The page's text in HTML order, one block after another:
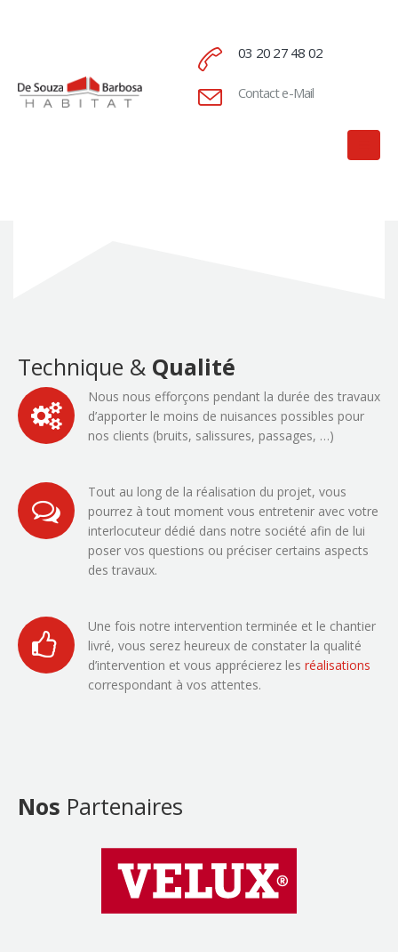
03 20 27 48 02
Contact e-Mail
Technique & Qualité
Nous nous efforçons pendant la durée des travaux
d’apporter le moins de nuisances possibles pour
nos clients (bruits, salissures, passages, …)
Tout au long de la réalisation du projet, vous
pourrez à tout moment vous entretenir avec votre
interlocuteur dédié dans notre société afin de lui
poser vos questions ou préciser certains aspects
des travaux.
Une fois notre intervention terminée et le chantier
livré, vous serez heureux de constater la qualité
d’intervention et vous apprécierez les réalisations
correspondant à vos attentes.
Nos Partenaires